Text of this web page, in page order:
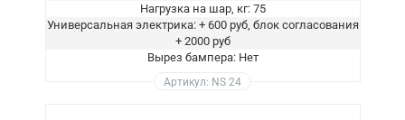
Нагрузка на шар, кг: 75
Универсальная электрика: + 600 руб, блок согласования
+ 2000 руб
Вырез бампера: Нет
Артикул: NS 24